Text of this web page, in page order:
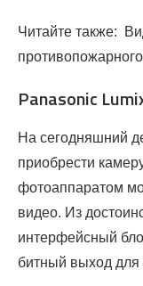
Читайте также:
Panasonic
На сегодняшний
приобрести
фотоаппаратом
видео. Из
интерфейсный
битный выход для